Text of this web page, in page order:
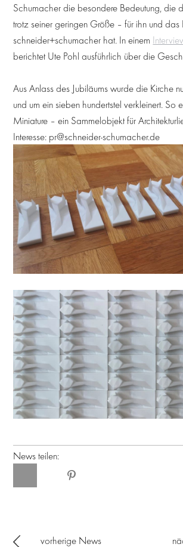
Schumacher die besondere Bedeutung, die
trotz seiner geringen Größe – für ihn und das
schneider+schumacher hat. In einem
berichtet Ute Pohl ausführlich über die
Aus Anlass des Jubiläums wurde die Kirche
und um ein sieben hundertstel verkleinert. So
Miniature – ein Sammelobjekt für
Interesse: pr@schneider-schumacher.de
News teilen:
vorherige News